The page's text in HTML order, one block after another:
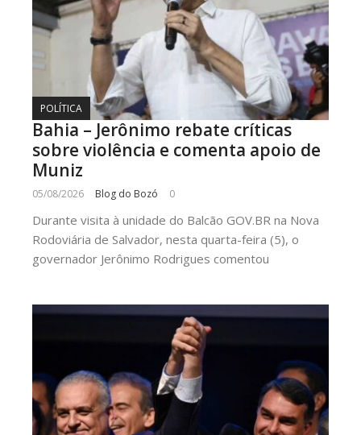
POLÍTICA
Bahia – Jerônimo rebate críticas
sobre violência e comenta apoio de
Muniz
05/08/2026 Blog do Bozó 0
Durante visita à unidade do Balcão GOV.BR na Nova
Rodoviária de Salvador, nesta quarta-feira (5), o
governador Jerônimo Rodrigues comentou